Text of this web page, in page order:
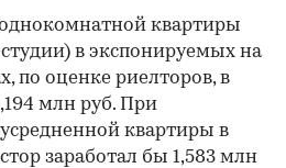
квартиры
в экспонируемых на
по оценке риелторов, в
млн руб. При
квартиры в
заработал бы 1,583 млн